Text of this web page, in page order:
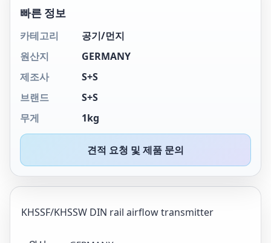
빠른 정보
카테고리
공기/먼지
원산지
GERMANY
제조사
S+S
브랜드
S+S
무게
1kg
견적 요청 및 제품 문의
KHSSF/KHSSW DIN rail airflow transmitter